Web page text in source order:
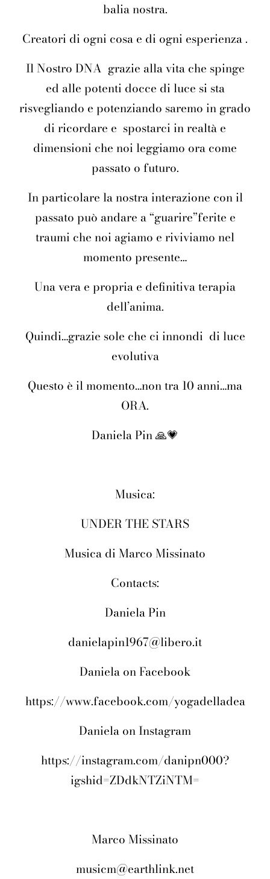
balia nostra.
Creatori di ogni cosa e di ogni esperienza .
Il Nostro DNA grazie alla vita che spinge
ed alle potenti docce di luce si sta
risvegliando e potenziando saremo in grado
di ricordare e spostarci in realtà e
dimensioni che noi leggiamo ora come
passato o futuro.
In particolare la nostra interazione con il
passato può andare a “guarire”ferite e
traumi che noi agiamo e riviviamo nel
momento presente…
Una vera e propria e definitiva terapia
dell’anima.
Quindi…grazie sole che ci innondi di luce
evolutiva
Questo è il momento…non tra 10 anni…ma
ORA.
Daniela Pin🙏💗
Musica:
UNDER THE STARS
Musica di Marco Missinato
Contacts:
Daniela Pin
danielapin1967@libero.it
Daniela on Facebook
https://www.facebook.com/yogadelladea
Daniela on Instagram
https://instagram.com/danipn000?
igshid=ZDdkNTZiNTM=
Marco Missinato
musicm@earthlink.net